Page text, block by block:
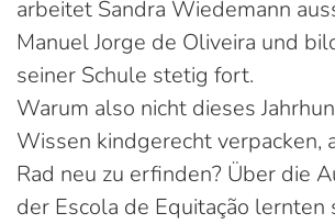
arbeitet Sandra Wiedemann
Manuel Jorge de Oliveira und
seiner Schule stetig fort.
Warum also nicht dieses
Wissen kindgerecht verpacken,
Rad neu zu erfinden? Über die
der Escola de Equitação lernten